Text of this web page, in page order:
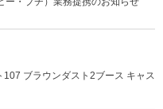
107 ブラウンダスト2ブース キャス